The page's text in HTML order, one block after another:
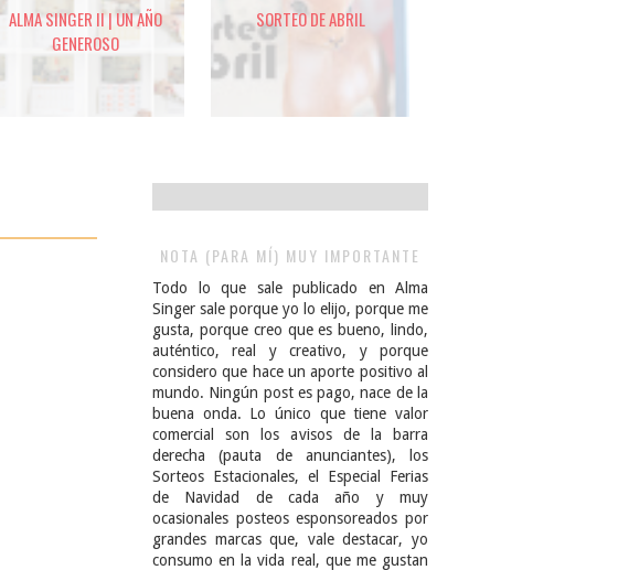
ALMA SINGER II | UN AÑO
GENEROSO
SORTEO DE ABRIL
NOTA (PARA MÍ) MUY IMPORTANTE
Todo lo que sale publicado en Alma
Singer sale porque yo lo elijo, porque me
gusta, porque creo que es bueno, lindo,
auténtico, real y creativo, y porque
considero que hace un aporte positivo al
mundo. Ningún post es pago, nace de la
buena onda. Lo único que tiene valor
comercial son los avisos de la barra
derecha (pauta de anunciantes), los
Sorteos Estacionales, el Especial Ferias
de Navidad de cada año y muy
ocasionales posteos esponsoreados por
grandes marcas que, vale destacar, yo
consumo en la vida real, que me gustan